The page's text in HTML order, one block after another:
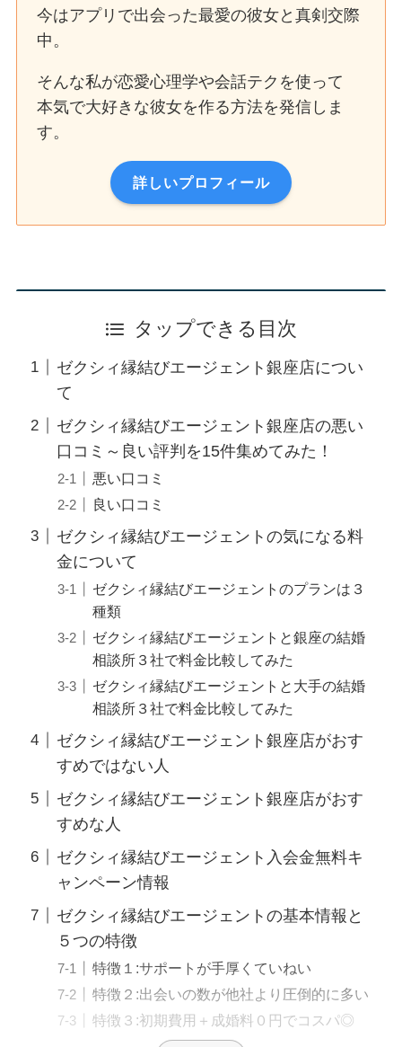
今はアプリで出会った最愛の彼女と真剣交際
中。
そんな私が恋愛心理学や会話テクを使って
本気で大好きな彼女を作る方法を発信しま
す。
詳しいプロフィール
タップできる目次
ゼクシィ縁結びエージェント銀座店につい
て
ゼクシィ縁結びエージェント銀座店の悪い
口コミ～良い評判を15件集めてみた！
悪い口コミ
良い口コミ
ゼクシィ縁結びエージェントの気になる料
金について
ゼクシィ縁結びエージェントのプランは３
種類
ゼクシィ縁結びエージェントと銀座の結婚
相談所３社で料金比較してみた
ゼクシィ縁結びエージェントと大手の結婚
相談所３社で料金比較してみた
ゼクシィ縁結びエージェント銀座店がおす
すめではない人
ゼクシィ縁結びエージェント銀座店がおす
すめな人
ゼクシィ縁結びエージェント入会金無料キ
ャンペーン情報
ゼクシィ縁結びエージェントの基本情報と
５つの特徴
特徴１:サポートが手厚くていねい
特徴２:出会いの数が他社より圧倒的に多い
特徴３:初期費用＋成婚料０円でコスパ◎